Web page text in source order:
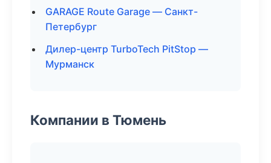
GARAGE Route Garage — Санкт-
Петербург
Дилер-центр TurboTech PitStop —
Мурманск
Компании в Тюмень